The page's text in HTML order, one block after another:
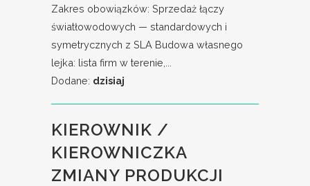
Zakres obowiązków: Sprzedaż łączy
światłowodowych — standardowych i
symetrycznych z SLA Budowa własnego
lejka: lista firm w terenie,...
Dodane: dzisiaj
KIEROWNIK /
KIEROWNICZKA
ZMIANY PRODUKCJI